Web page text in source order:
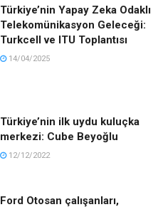
Türkiye’nin Yapay Zeka Odaklı
Telekomünikasyon Geleceği:
Turkcell ve ITU Toplantısı
14/04/2025
Türkiye’nin ilk uydu kuluçka
merkezi: Cube Beyoğlu
12/12/2022
Ford Otosan çalışanları,